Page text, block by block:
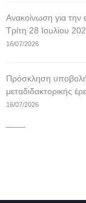
Ανακοίνωση για
Τρίτη 28 Ιουλίου
16/07/2026
Πρόσκληση
μεταδιδακτορικής
16/07/2026